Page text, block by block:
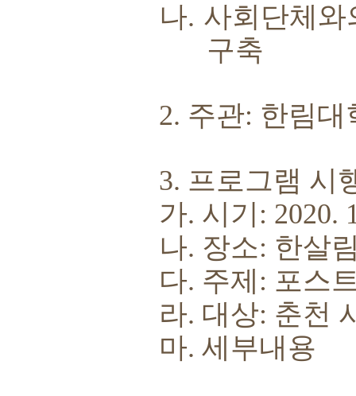
나. 사회단체
구축
2. 주관: 한림대
3. 프로그램 시
가. 시기 : 2020.
나. 장소: 한살
다. 주제 : 포스
라. 대상: 춘천
마. 세부내용